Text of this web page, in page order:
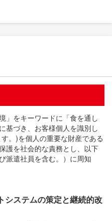
」をキーワードに「食を通し
基づき、お客様個人を識別し
。)を個人の重要な財産である
護を社会的な責務とし、以下
派遣社員を含む。）に周知
システムの策定と継続的改